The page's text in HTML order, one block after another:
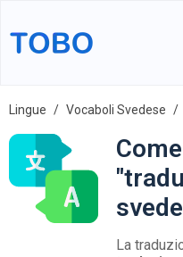
Lingue Vocaboli Svedese
La